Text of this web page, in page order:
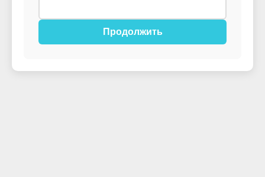
Продолжить